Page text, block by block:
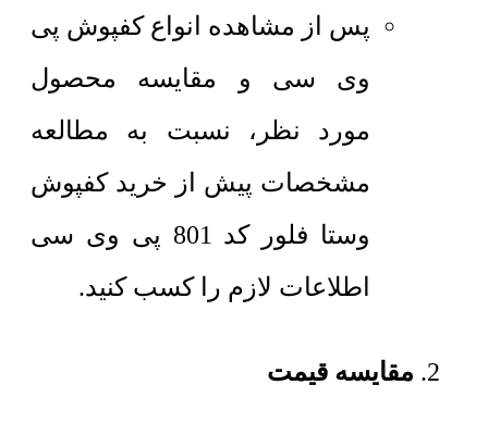
پس از مشاهده انواع کفپوش پی
وی سی و مقایسه محصول
مورد نظر، نسبت به مطالعه
مشخصات پیش از خرید کفپوش
وستا فلور کد 801 پی وی سی
اطلاعات لازم را کسب کنید.
مقایسه قیمت